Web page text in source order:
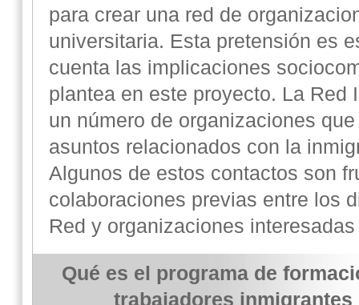
para crear una red de
universitaria. Esta pretensión es
cuenta las implicaciones
plantea en este proyecto. La Red
un número de organizaciones
asuntos relacionados con la
Algunos de estos contactos son
colaboraciones previas entre los
Red y organizaciones
Qué es el programa de
trabajadores